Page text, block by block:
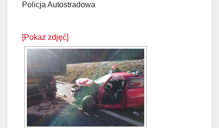
Policja Autostradowa
[Pokaz zdjęć]